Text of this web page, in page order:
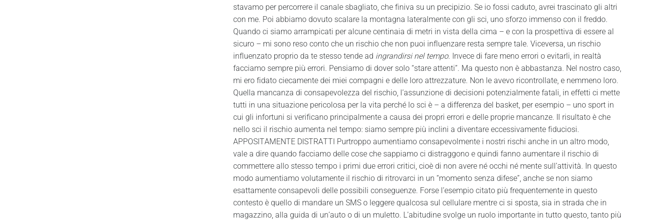
stavamo per percorrere il canale sbagliato, che finiva su un precipizio. Se io fossi caduto, avrei trascinato gli altri
con me. Poi abbiamo dovuto scalare la montagna lateralmente con gli sci, uno sforzo immenso con il freddo.
Quando ci siamo arrampicati per alcune centinaia di metri in vista della cima – e con la prospettiva di essere al
sicuro – mi sono reso conto che un rischio che non puoi influenzare resta sempre tale. Viceversa, un rischio
influenzato proprio da te stesso tende ad ingrandirsi nel tempo. Invece di fare meno errori o evitarli, in realtà
facciamo sempre più errori. Pensiamo di dover solo “stare attenti”. Ma questo non è abbastanza. Nel nostro caso,
mi ero fidato ciecamente dei miei compagni e delle loro attrezzature. Non le avevo ricontrollate, e nemmeno loro.
Quella mancanza di consapevolezza del rischio, l’assunzione di decisioni potenzialmente fatali, in effetti ci mette
tutti in una situazione pericolosa per la vita perché lo sci è – a differenza del basket, per esempio – uno sport in
cui gli infortuni si verificano principalmente a causa dei propri errori e delle proprie mancanze. Il risultato è che
nello sci il rischio aumenta nel tempo: siamo sempre più inclini a diventare eccessivamente fiduciosi.
APPOSITAMENTE DISTRATTI Purtroppo aumentiamo consapevolmente i nostri rischi anche in un altro modo,
vale a dire quando facciamo delle cose che sappiamo ci distraggono e quindi fanno aumentare il rischio di
commettere allo stesso tempo i primi due errori critici, cioè di non avere né occhi né mente sull’attività. In questo
modo aumentiamo volutamente il rischio di ritrovarci in un “momento senza difese”, anche se non siamo
esattamente consapevoli delle possibili conseguenze. Forse l’esempio citato più frequentemente in questo
contesto è quello di mandare un SMS o leggere qualcosa sul cellulare mentre ci si sposta, sia in strada che in
magazzino, alla guida di un’auto o di un muletto. L’abitudine svolge un ruolo importante in tutto questo, tanto più